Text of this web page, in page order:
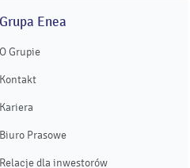
Grupa Enea
O Grupie
Kontakt
Kariera
Biuro Prasowe
Relacje dla inwestorów